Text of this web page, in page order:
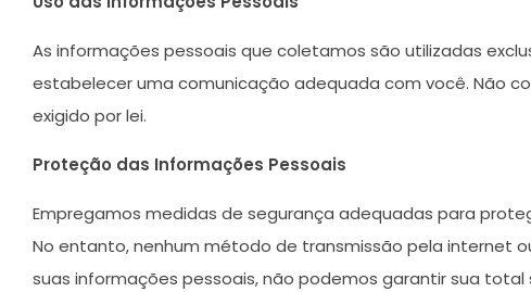
As informações pessoais que coletamos são utilizadas
estabelecer uma comunicação adequada com você. Não
exigido por lei.
Proteção das Informações Pessoais
Empregamos medidas de segurança adequadas para
No entanto, nenhum método de transmissão pela internet
suas informações pessoais, não podemos garantir sua total